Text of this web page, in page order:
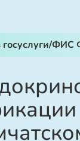
госуслуги/